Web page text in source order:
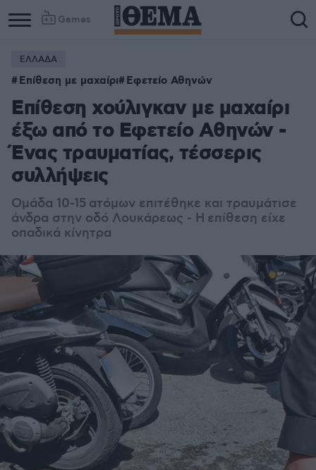
Games
ΕΛΛΑΔΑ
Επίθεση με μαχαίρι Εφετείο Αθηνών
Επίθεση χούλιγκαν με μαχαίρι
έξω από το Εφετείο Αθηνών -
Ένας τραυματίας, τέσσερις
συλλήψεις
Ομάδα 10-15 ατόμων επιτέθηκε και τραυμάτισε
άνδρα στην οδό Λουκάρεως - Η επίθεση είχε
οπαδικά κίνητρα